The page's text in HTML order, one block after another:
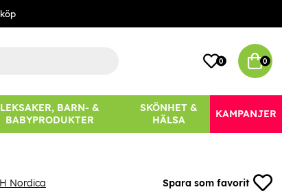
0 0
LEKSAKER, BARN- &
BABYPRODUKTER
SKÖNHET &
HÄLSA
KAMPANJER
Nordica Spara som favorit